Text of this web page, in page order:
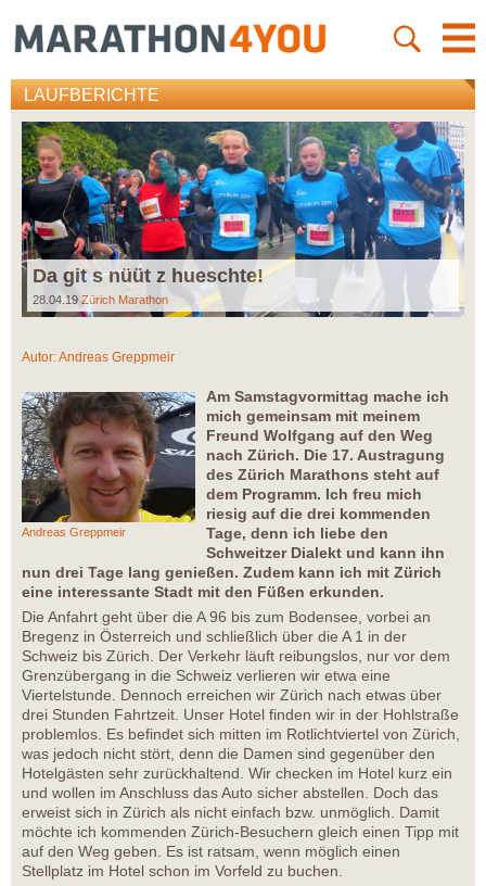
LAUFBERICHTE
Da git s nüüt z hueschte!
28.04.19 Zürich Marathon
Autor:Andreas Greppmeir
Andreas Greppmeir
Am Samstagvormittag mache ich
mich gemeinsam mit meinem
Freund Wolfgang auf den Weg
nach Zürich. Die 17. Austragung
des Zürich Marathons steht auf
dem Programm. Ich freu mich
riesig auf die drei kommenden
Tage, denn ich liebe den
Schweitzer Dialekt und kann ihn
nun drei Tage lang genießen. Zudem kann ich mit Zürich
eine interessante Stadt mit den Füßen erkunden.
Die Anfahrt geht über die A 96 bis zum Bodensee, vorbei an
Bregenz in Österreich und schließlich über die A 1 in der
Schweiz bis Zürich. Der Verkehr läuft reibungslos, nur vor dem
Grenzübergang in die Schweiz verlieren wir etwa eine
Viertelstunde. Dennoch erreichen wir Zürich nach etwas über
drei Stunden Fahrtzeit. Unser Hotel finden wir in der Hohlstraße
problemlos. Es befindet sich mitten im Rotlichtviertel von Zürich,
was jedoch nicht stört, denn die Damen sind gegenüber den
Hotelgästen sehr zurückhaltend. Wir checken im Hotel kurz ein
und wollen im Anschluss das Auto sicher abstellen. Doch das
erweist sich in Zürich als nicht einfach bzw. unmöglich. Damit
möchte ich kommenden Zürich-Besuchern gleich einen Tipp mit
auf den Weg geben. Es ist ratsam, wenn möglich einen
Stellplatz im Hotel schon im Vorfeld zu buchen.